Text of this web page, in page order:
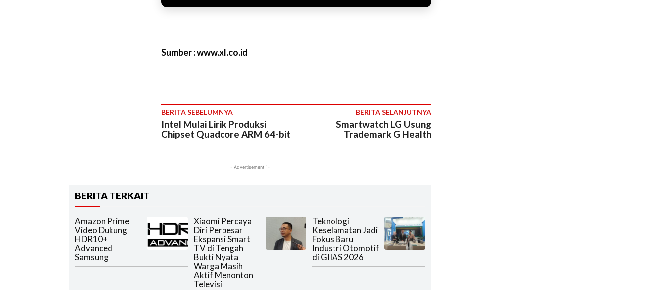
Sumber : www.xl.co.id
BERITA SEBELUMNYA
Intel Mulai Lirik Produksi
Chipset Quadcore ARM 64-bit
BERITA SELANJUTNYA
Smartwatch LG Usung
Trademark G Health
- Advertisement 1-
BERITA TERKAIT
Amazon Prime
Video Dukung
HDR10+
Advanced
Samsung
Xiaomi Percaya
Diri Perbesar
Ekspansi Smart
TV di Tengah
Bukti Nyata
Warga Masih
Aktif Menonton
Televisi
Teknologi
Keselamatan Jadi
Fokus Baru
Industri Otomotif
di GIIAS 2026